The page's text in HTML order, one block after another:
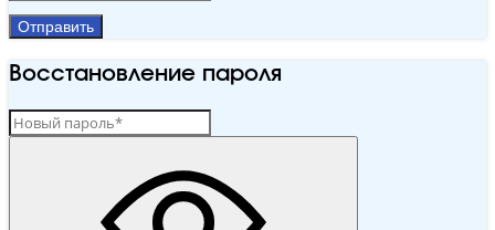
Отправить
Восстановление пароля